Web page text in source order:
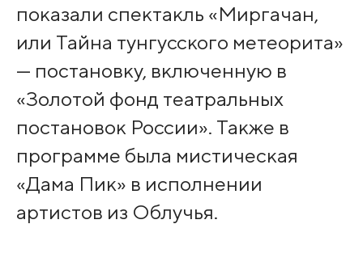
показали спектакль «Миргачан,
или Тайна тунгусского метеорита»
— постановку, включенную в
«Золотой фонд театральных
постановок России». Также в
программе была мистическая
«Дама Пик» в исполнении
артистов из Облучья.